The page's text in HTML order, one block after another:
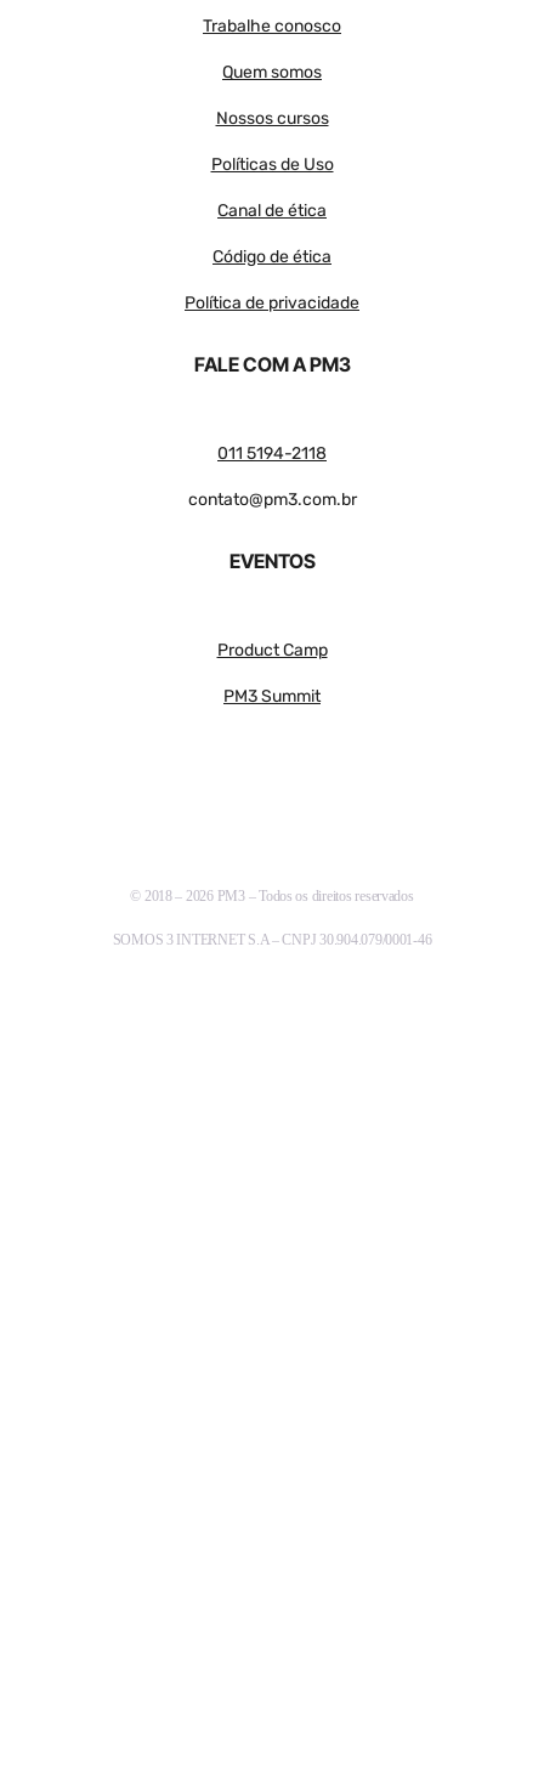
Trabalhe conosco
Quem somos
Nossos cursos
Políticas de Uso
Canal de ética
Código de ética
Política de privacidade
FALE COM A PM3
011 5194-2118
contato@pm3.com.br
EVENTOS
Product Camp
PM3 Summit
© 2018 – 2026 PM3 – Todos os direitos reservados
SOMOS 3 INTERNET S.A – CNPJ 30.904.079/0001-46